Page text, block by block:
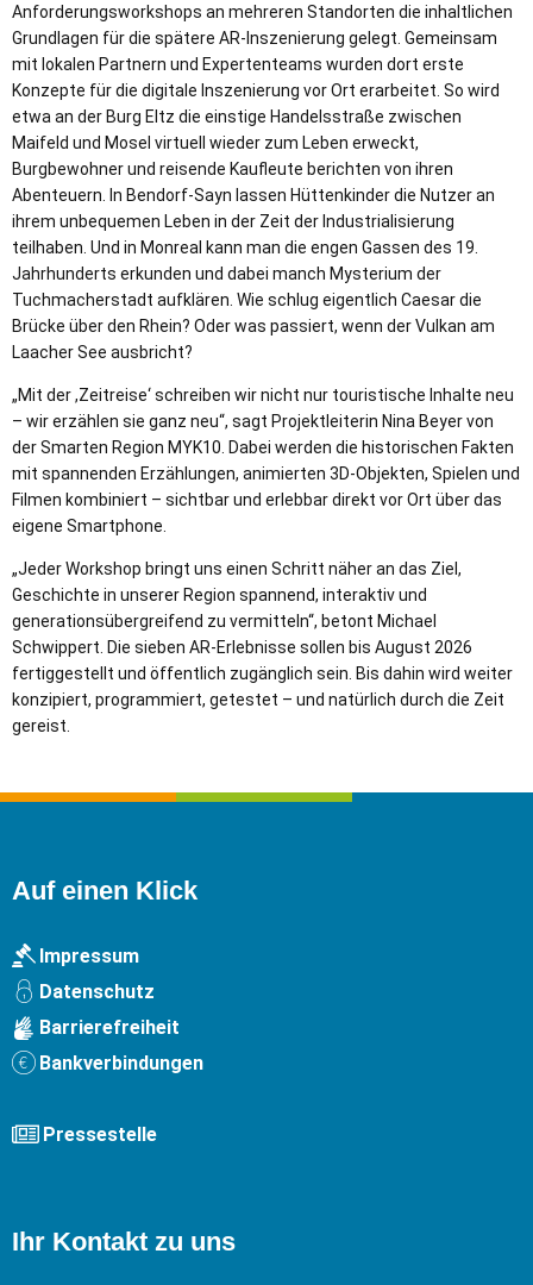
Anforderungsworkshops an mehreren Standorten die inhaltlichen
Grundlagen für die spätere AR-Inszenierung gelegt. Gemeinsam
mit lokalen Partnern und Expertenteams wurden dort erste
Konzepte für die digitale Inszenierung vor Ort erarbeitet. So wird
etwa an der Burg Eltz die einstige Handelsstraße zwischen
Maifeld und Mosel virtuell wieder zum Leben erweckt,
Burgbewohner und reisende Kaufleute berichten von ihren
Abenteuern. In Bendorf-Sayn lassen Hüttenkinder die Nutzer an
ihrem unbequemen Leben in der Zeit der Industrialisierung
teilhaben. Und in Monreal kann man die engen Gassen des 19.
Jahrhunderts erkunden und dabei manch Mysterium der
Tuchmacherstadt aufklären. Wie schlug eigentlich Caesar die
Brücke über den Rhein? Oder was passiert, wenn der Vulkan am
Laacher See ausbricht?
„Mit der ,Zeitreise‘ schreiben wir nicht nur touristische Inhalte neu
– wir erzählen sie ganz neu“, sagt Projektleiterin Nina Beyer von
der Smarten Region MYK10. Dabei werden die historischen Fakten
mit spannenden Erzählungen, animierten 3D-Objekten, Spielen und
Filmen kombiniert – sichtbar und erlebbar direkt vor Ort über das
eigene Smartphone.
„Jeder Workshop bringt uns einen Schritt näher an das Ziel,
Geschichte in unserer Region spannend, interaktiv und
generationsübergreifend zu vermitteln“, betont Michael
Schwippert. Die sieben AR-Erlebnisse sollen bis August 2026
fertiggestellt und öffentlich zugänglich sein. Bis dahin wird weiter
konzipiert, programmiert, getestet – und natürlich durch die Zeit
gereist.
Auf einen Klick
Impressum
Datenschutz
Barrierefreiheit
Bankverbindungen
Pressestelle
Ihr Kontakt zu uns